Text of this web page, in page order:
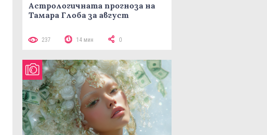
Астрологичната прогноза на
Тамара Глоба за август
237 14 мин 0